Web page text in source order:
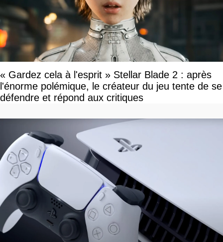
« Gardez cela à l'esprit » Stellar Blade 2 : après
l'énorme polémique, le créateur du jeu tente de se
défendre et répond aux critiques